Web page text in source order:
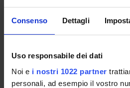
Consenso Dettagli
Uso responsabile dei dati
Noi e i nostri 1022 partner
personali, ad esempio il vostro
ORGANISATION
DEPARTMENT